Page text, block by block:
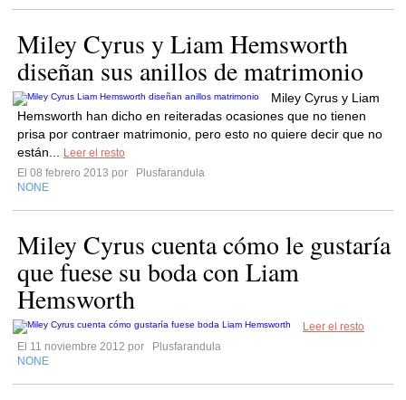
Miley Cyrus y Liam Hemsworth
diseñan sus anillos de matrimonio
Miley Cyrus y Liam
Hemsworth han dicho en reiteradas ocasiones que no tienen
prisa por contraer matrimonio, pero esto no quiere decir que no
están...
Leer el resto
El 08 febrero 2013 por
Plusfarandula
NONE
Miley Cyrus cuenta cómo le gustaría
que fuese su boda con Liam
Hemsworth
Leer el resto
El 11 noviembre 2012 por
Plusfarandula
NONE